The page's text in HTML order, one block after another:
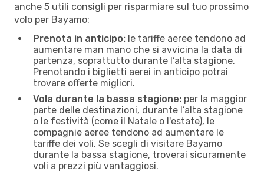
anche 5 utili consigli per risparmiare sul tuo prossimo
volo per Bayamo:
Prenota in anticipo: le tariffe aeree tendono ad
aumentare man mano che si avvicina la data di
partenza, soprattutto durante l’alta stagione.
Prenotando i biglietti aerei in anticipo potrai
trovare offerte migliori.
Vola durante la bassa stagione: per la maggior
parte delle destinazioni, durante l’alta stagione
o le festività (come il Natale o l'estate), le
compagnie aeree tendono ad aumentare le
tariffe dei voli. Se scegli di visitare Bayamo
durante la bassa stagione, troverai sicuramente
voli a prezzi più vantaggiosi.